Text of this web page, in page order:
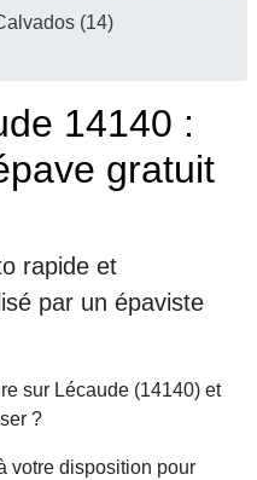
(14)
14140 :
gratuit
rapide et
par un épaviste
sur Lécaude (14140) et
?
votre disposition pour